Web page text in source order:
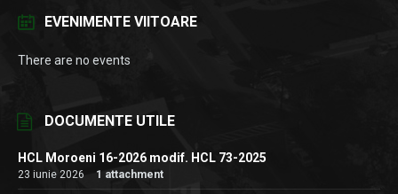
EVENIMENTE VIITOARE
There are no events
DOCUMENTE UTILE
HCL Moroeni 16-2026 modif. HCL 73-2025
23 iunie 2026 1 attachment